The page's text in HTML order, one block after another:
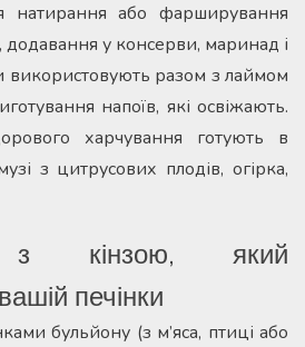
натирання або фарширування
додавання у консерви, маринад і
використовують разом з лаймом
напоїв, які освіжають.
харчування готують в
з цитрусових плодів, огірка,
з кінзою, який
печінки
бульйону (з м’яса, птиці або